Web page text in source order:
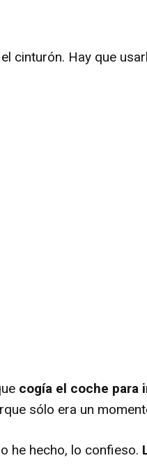
cinturón. Hay que
cogía el coche para
sólo era un
he hecho, lo confieso.